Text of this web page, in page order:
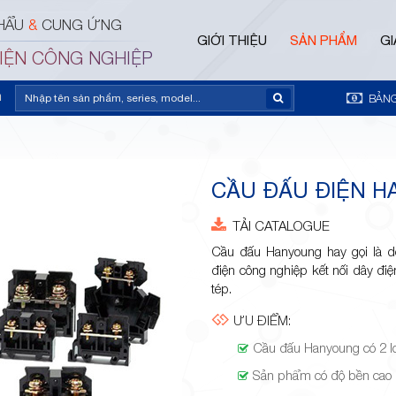
&CUNG ỨNG
CÔNG NGHIỆP
GIỚI THIỆU SẢN PHẨM
CẦU ĐẤU ĐIỆN
TẢI CATALOGUE
Cầu đấu Hanyoung hay gọi là
điện công nghiệp kết nối dây
tép.
ƯU ĐIỂM:
Cầu đấu Hanyoung có 2
Sản phẩm có độ bền